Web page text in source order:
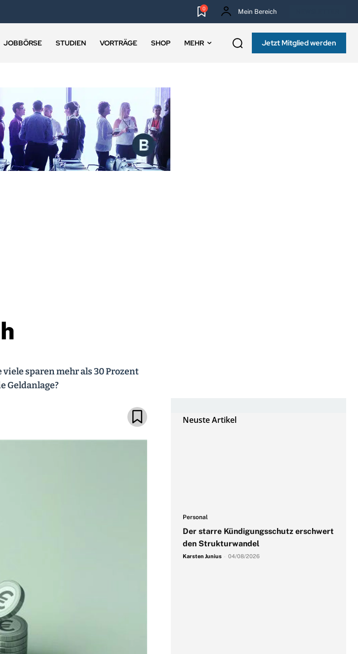
0 Mein Bereich
JOBBÖRSE STUDIEN VORTRÄGE SHOP MEHR Jetzt Mitglied werden
sparen mehr als 30 Prozent
Geldanlage?
Neuste Artikel
Personal
Der starre Kündigungsschutz erschwert
den Strukturwandel
Karsten Junius 04/08/2026